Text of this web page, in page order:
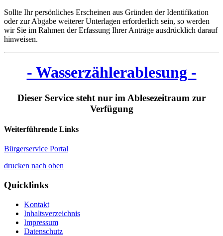
Sollte Ihr persönliches Erscheinen aus Gründen der Identifikation
oder zur Abgabe weiterer Unterlagen erforderlich sein, so werden
wir Sie im Rahmen der Erfassung Ihrer Anträge ausdrücklich darauf
hinweisen.
- Wasserzählerablesung -
Dieser Service steht nur im Ablesezeitraum zur
Verfügung
Weiterführende Links
Bürgerservice Portal
drucken nach oben
Quicklinks
Kontakt
Inhaltsverzeichnis
Impressum
Datenschutz